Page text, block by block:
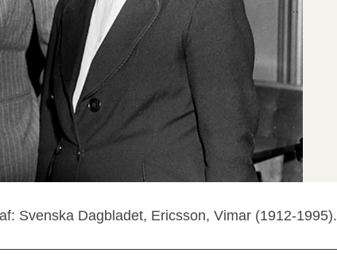
Svenska Dagbladet, Ericsson, Vimar (1912-1995).